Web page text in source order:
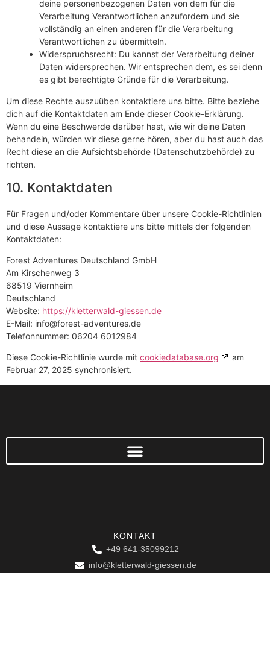
deine personenbezogenen Daten von dem für die
Verarbeitung Verantwortlichen anzufordern und sie
vollständig an einen anderen für die Verarbeitung
Verantwortlichen zu übermitteln.
Widerspruchsrecht: Du kannst der Verarbeitung deiner
Daten widersprechen. Wir entsprechen dem, es sei denn
es gibt berechtigte Gründe für die Verarbeitung.
Um diese Rechte auszuüben kontaktiere uns bitte. Bitte beziehe
dich auf die Kontaktdaten am Ende dieser Cookie-Erklärung.
Wenn du eine Beschwerde darüber hast, wie wir deine Daten
behandeln, würden wir diese gerne hören, aber du hast auch das
Recht diese an die Aufsichtsbehörde (Datenschutzbehörde) zu
richten.
10. Kontaktdaten
Für Fragen und/oder Kommentare über unsere Cookie-Richtlinien
und diese Aussage kontaktiere uns bitte mittels der folgenden
Kontaktdaten:
Forest Adventures Deutschland GmbH
Am Kirschenweg 3
68519 Viernheim
Deutschland
Website: https://kletterwald-giessen.de
E-Mail: info@forest-adventures.de
Telefonnummer: 06204 6012984
Diese Cookie-Richtlinie wurde mit cookiedatabase.org
am
Februar 27, 2025 synchronisiert.
KONTAKT
+49 641-35099212
info@kletterwald-giessen.de